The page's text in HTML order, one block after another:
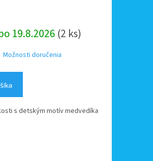
19.8.2026 (2 ks)
Možnosti doručenia
s detským motív medvedíka